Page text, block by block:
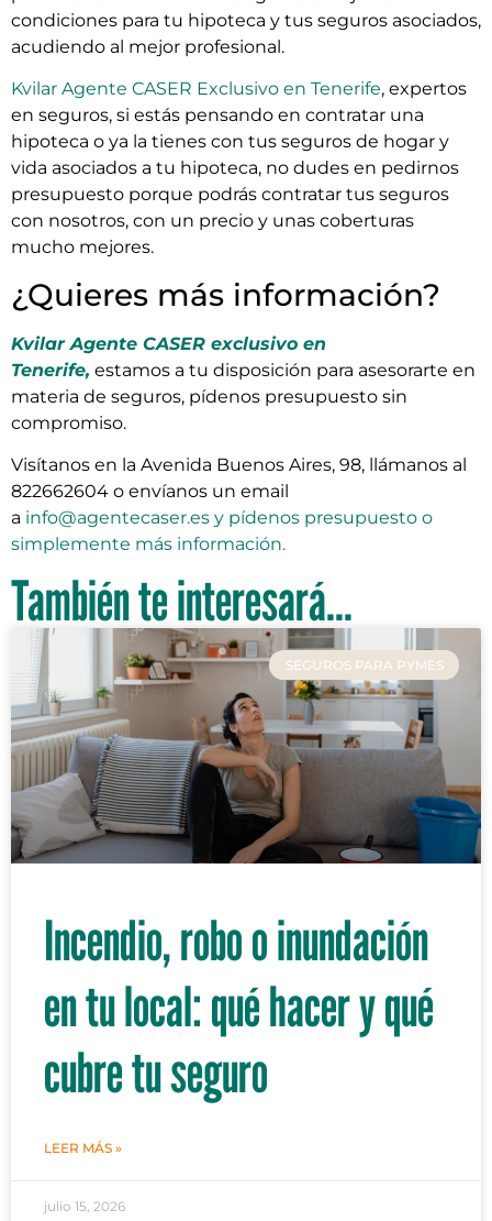
condiciones para tu hipoteca y tus seguros asociados,
acudiendo al mejor profesional.
Kvilar Agente CASER Exclusivo en Tenerife, expertos
en seguros, si estás pensando en contratar una
hipoteca o ya la tienes con tus seguros de hogar y
vida asociados a tu hipoteca, no dudes en pedirnos
presupuesto porque podrás contratar tus seguros
con nosotros, con un precio y unas coberturas
mucho mejores.
¿Quieres más información?
Kvilar Agente CASER exclusivo en
Tenerife, estamos a tu disposición para asesorarte en
materia de seguros, pídenos presupuesto sin
compromiso.
Visítanos en la Avenida Buenos Aires, 98, llámanos al
822662604 o envíanos un email
a info@agentecaser.es y pídenos presupuesto o
simplemente más información.
También te interesará...
SEGUROS PARA PYMES
Incendio, robo o inundación
en tu local: qué hacer y qué
cubre tu seguro
LEER MÁS »
julio 15, 2026